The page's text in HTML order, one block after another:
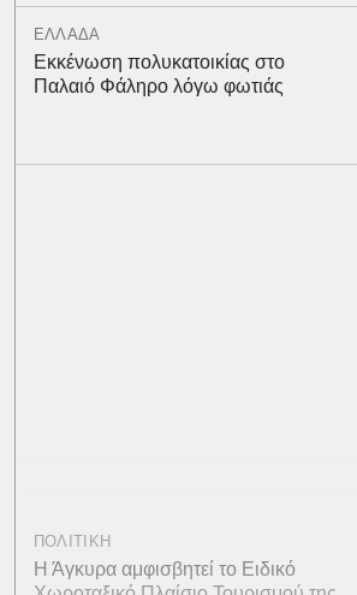
ΕΛΛΑΔΑ
Εκκένωση πολυκατοικίας στο
Παλαιό Φάληρο λόγω φωτιάς
ΠΟΛΙΤΙΚΗ
Η Άγκυρα αμφισβητεί το Ειδικό